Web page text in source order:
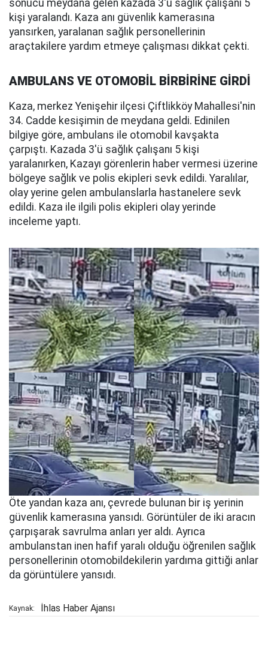
sonucu meydana gelen kazada 3'ü sağlık çalışanı 5
kişi yaralandı. Kaza anı güvenlik kamerasına
yansırken, yaralanan sağlık personellerinin
araçtakilere yardım etmeye çalışması dikkat çekti.
AMBULANS VE OTOMOBİL BİRBİRİNE GİRDİ
Kaza, merkez Yenişehir ilçesi Çiftlikköy Mahallesi'nin
34. Cadde kesişimin de meydana geldi. Edinilen
bilgiye göre, ambulans ile otomobil kavşakta
çarpıştı. Kazada 3'ü sağlık çalışanı 5 kişi
yaralanırken, Kazayı görenlerin haber vermesi üzerine
bölgeye sağlık ve polis ekipleri sevk edildi. Yaralılar,
olay yerine gelen ambulanslarla hastanelere sevk
edildi. Kaza ile ilgili polis ekipleri olay yerinde
inceleme yaptı.
Öte yandan kaza anı, çevrede bulunan bir iş yerinin
güvenlik kamerasına yansıdı. Görüntüler de iki aracın
çarpışarak savrulma anları yer aldı. Ayrıca
ambulanstan inen hafif yaralı olduğu öğrenilen sağlık
personellerinin otomobildekilerin yardıma gittiği anlar
da görüntülere yansıdı.
Kaynak: İhlas Haber Ajansı